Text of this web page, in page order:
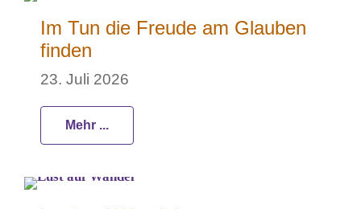
Im Tun die Freude am Glauben
finden
23. Juli 2026
Mehr ...